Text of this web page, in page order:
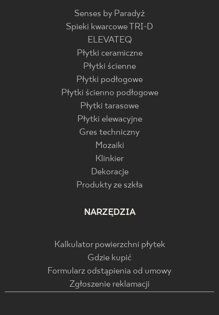
Senses by Paradyż
Spieki kwarcowe TRI-D
ELEVATEQ
Płytki ceramiczne
Płytki ścienne
Płytki podłogowe
Płytki ścienno podłogowe
Płytki tarasowe
Płytki elewacyjne
Gres techniczny
Mozaiki
Klinkier
Dekoracje
Produkty ze szkła
NARZĘDZIA
Kalkulator powierzchni płytek
Gdzie kupić
Formularz odstąpienia od umowy
Zgłoszenie reklamacji